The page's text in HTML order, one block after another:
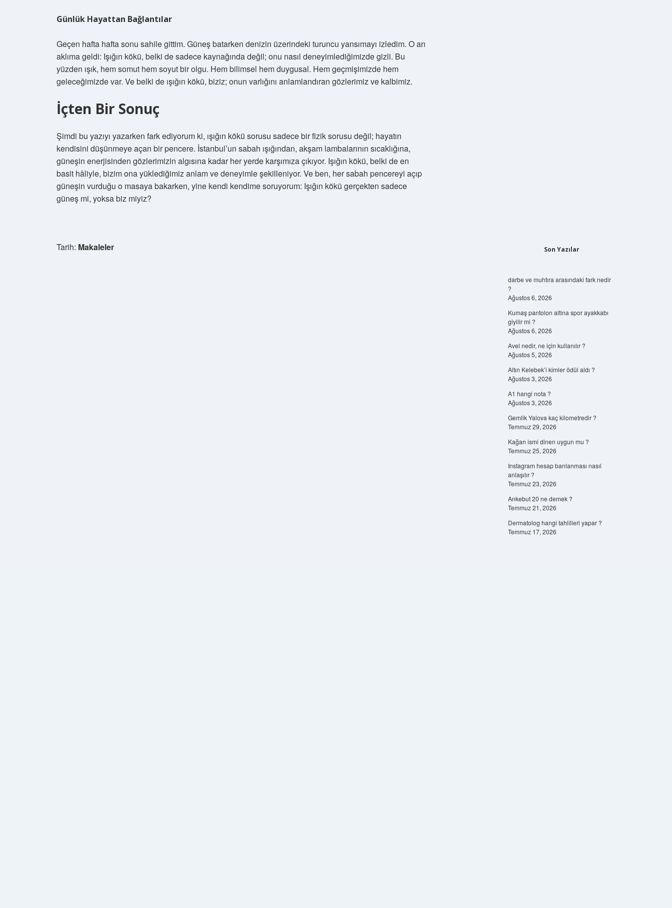
Günlük Hayattan Bağlantılar
Geçen hafta hafta sonu sahile gittim. Güneş batarken denizin üzerindeki turuncu yansımayı izledim. O an
aklıma geldi: Işığın kökü, belki de sadece kaynağında değil; onu nasıl deneyimlediğimizde gizli. Bu
yüzden ışık, hem somut hem soyut bir olgu. Hem bilimsel hem duygusal. Hem geçmişimizde hem
geleceğimizde var. Ve belki de ışığın kökü, biziz; onun varlığını anlamlandıran gözlerimiz ve kalbimiz.
İçten Bir Sonuç
Şimdi bu yazıyı yazarken fark ediyorum ki, ışığın kökü sorusu sadece bir fizik sorusu değil; hayatın
kendisini düşünmeye açan bir pencere. İstanbul’un sabah ışığından, akşam lambalarının sıcaklığına,
güneşin enerjisinden gözlerimizin algısına kadar her yerde karşımıza çıkıyor. Işığın kökü, belki de en
basit hâliyle, bizim ona yüklediğimiz anlam ve deneyimle şekilleniyor. Ve ben, her sabah pencereyi açıp
güneşin vurduğu o masaya bakarken, yine kendi kendime soruyorum: Işığın kökü gerçekten sadece
güneş mi, yoksa biz miyiz?
Tarih: Makaleler Son Yazılar
darbe ve muhtıra arasındaki fark nedir
?
Ağustos 6, 2026
Kumaş pantolon altina spor ayakkabı
giyilir mi ?
Ağustos 6, 2026
Avel nedir, ne için kullanılır ?
Ağustos 5, 2026
Altın Kelebek’i kimler ödül aldı ?
Ağustos 3, 2026
A1 hangi nota ?
Ağustos 3, 2026
Gemlik Yalova kaç kilometredir ?
Temmuz 29, 2026
Kağan ismi dinen uygun mu ?
Temmuz 25, 2026
Instagram hesap banlanması nasıl
anlaşılır ?
Temmuz 23, 2026
Ankebut 20 ne demek ?
Temmuz 21, 2026
Dermatolog hangi tahlilleri yapar ?
Temmuz 17, 2026